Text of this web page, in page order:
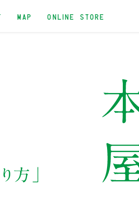
MAP ONLINE STORE
方」